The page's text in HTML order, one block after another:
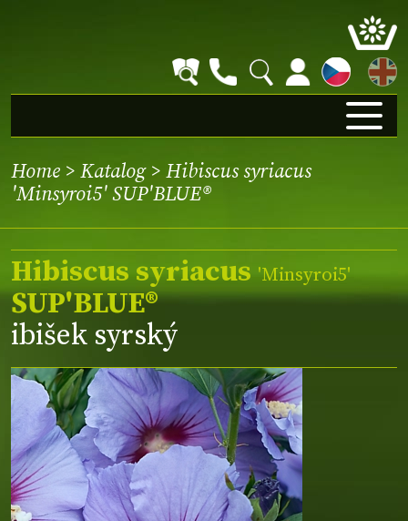
EN
Home > Katalog> Hibiscus syriacus
'Minsyroi5' SUP'BLUE®
Hibiscus syriacus 'Minsyroi5'
SUP'BLUE®
ibišek syrský